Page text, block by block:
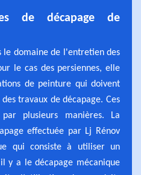
de décapage de
le domaine de l'entretien des
le cas des persiennes, elle
de peinture qui doivent
travaux de décapage. Ces
plusieurs manières. La
effectuée par Lj Rénov
qui consiste à utiliser un
y a le décapage mécanique